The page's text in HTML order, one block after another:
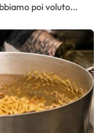
poi voluto...